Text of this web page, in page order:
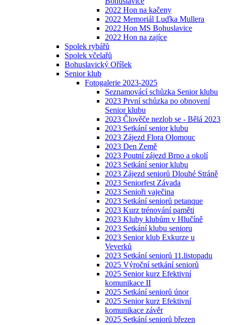
2022 Hon na kačeny
2022 Memoriál Luďka Mullera
2022 Hon MS Bohuslavice
2022 Hon na zajíce
Spolek rybářů
Spolek včelařů
Bohuslavický Oříšek
Senior klub
Fotogalerie 2023-2025
Seznamovácí schůzka Senior klubu
2023 První schůzka po obnovení
Senior klubu
2023 Člověče nezlob se - Bělá 2023
2023 Setkání senior klubu
2023 Zájezd Flora Olomouc
2023 Den Země
2023 Poutní zájezd Brno a okolí
2023 Setkání senior klubu
2023 Zájezd seniorů Dlouhé Stráně
2023 Seniorfest Závada
2023 Senioři vaječina
2023 Setkání seniorů petanque
2023 Kurz trénování paměti
2023 Kluby klubům v Hlučíně
2023 Setkání klubu senioru
2023 Senior klub Exkurze u
Veverků
2023 Setkání seniorů 11.listopadu
2025 Výroční setkání seniorů
2025 Senior kurz Efektivní
komunikace II
2025 Setkání seniorů únor
2025 Senior kurz Efektivní
komunikace závěr
2025 Setkání seniorů březen